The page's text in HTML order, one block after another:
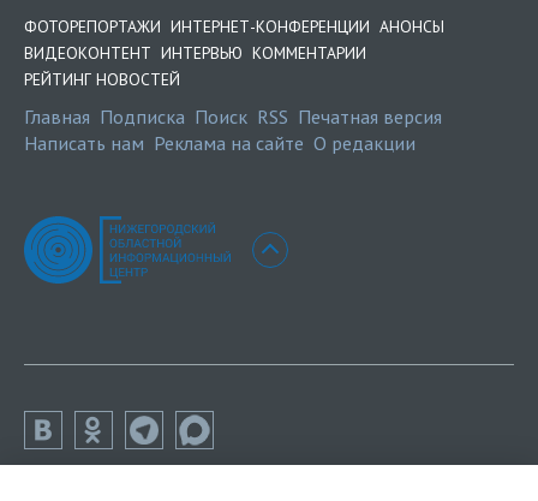
ФОТОРЕПОРТАЖИ ИНТЕРНЕТ-КОНФЕРЕНЦИИ АНОНСЫ
ВИДЕОКОНТЕНТ ИНТЕРВЬЮ КОММЕНТАРИИ
РЕЙТИНГ НОВОСТЕЙ
Главная Подписка Поиск RSS Печатная версия
Написать нам Реклама на сайте О редакции